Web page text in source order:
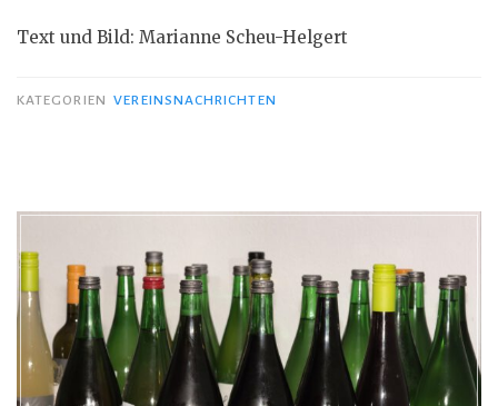
Text und Bild: Marianne Scheu-Helgert
KATEGORIEN VEREINSNACHRICHTEN